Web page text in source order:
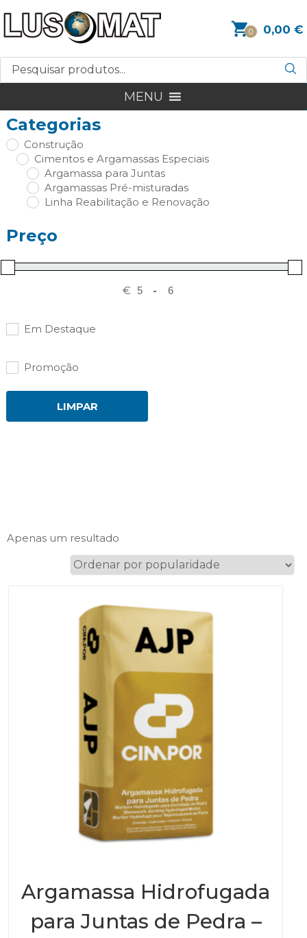
0 0,00 €
MENU
Categorias
Construção
Cimentos e Argamassas Especiais
Argamassa para Juntas
Argamassas Pré-misturadas
Linha Reabilitação e Renovação
Preço
€ -
Em Destaque
Promoção
LIMPAR
Apenas um resultado
Argamassa Hidrofugada
para Juntas de Pedra –